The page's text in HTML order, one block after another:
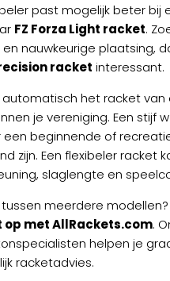
past mogelijk beter bij
FZ Forza Light racket.
nauwkeurige plaatsing,
racket interessant.
automatisch het racket
je vereniging. Een stijf
een beginnende of
zijn. Een flexibeler racket
slaglengte en
tussen meerdere
met AllRackets.com.
helpen je
racketadvies.